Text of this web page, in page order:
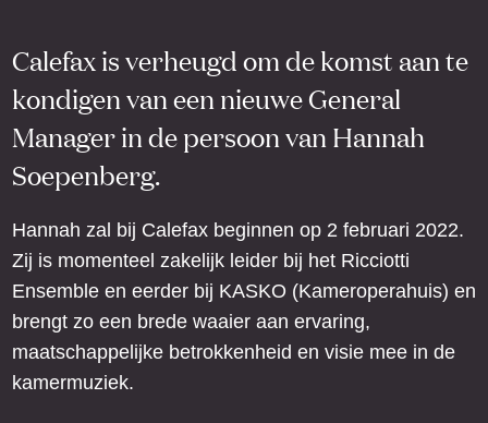
Calefax is verheugd om de komst aan te
kondigen van een nieuwe General
Manager in de persoon van Hannah
Soepenberg.
Hannah zal bij Calefax beginnen op 2 februari 2022.
Zij is momenteel zakelijk leider bij het Ricciotti
Ensemble en eerder bij KASKO (Kameroperahuis) en
brengt zo een brede waaier aan ervaring,
maatschappelijke betrokkenheid en visie mee in de
kamermuziek.